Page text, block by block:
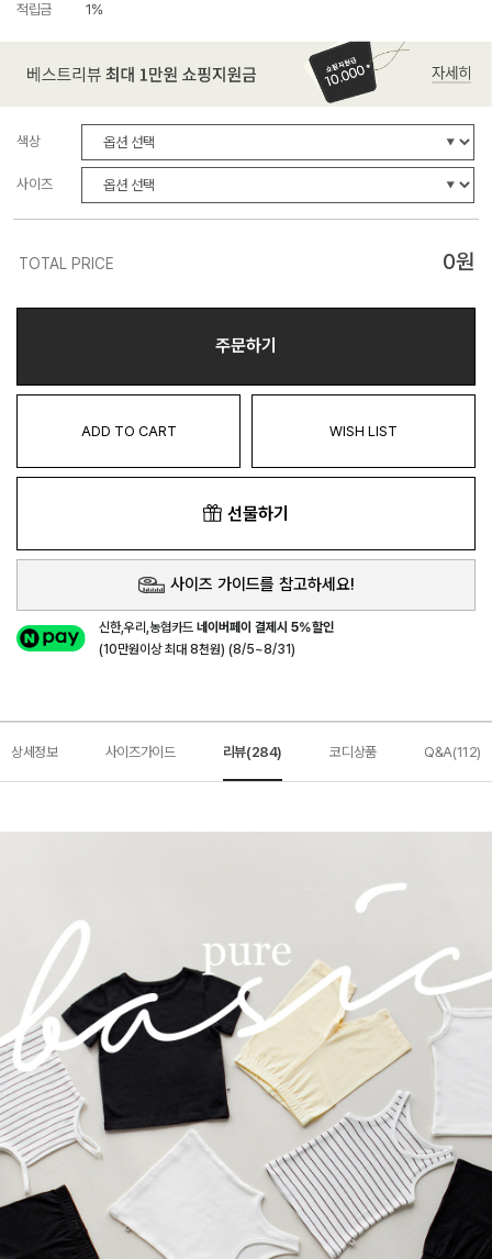
적립금 1%
색상
사이즈
TOTAL PRICE 0원
주문하기
ADD TO CART WISH LIST
선물하기
사이즈 가이드를 참고하세요!
신한,우리,농협카드네이버페이 결제시 5%할인
(10만원이상 최대 8천원) (8/5~8/31)
상세정보 사이즈가이드 리뷰(284) 코디상품 Q&A(112)